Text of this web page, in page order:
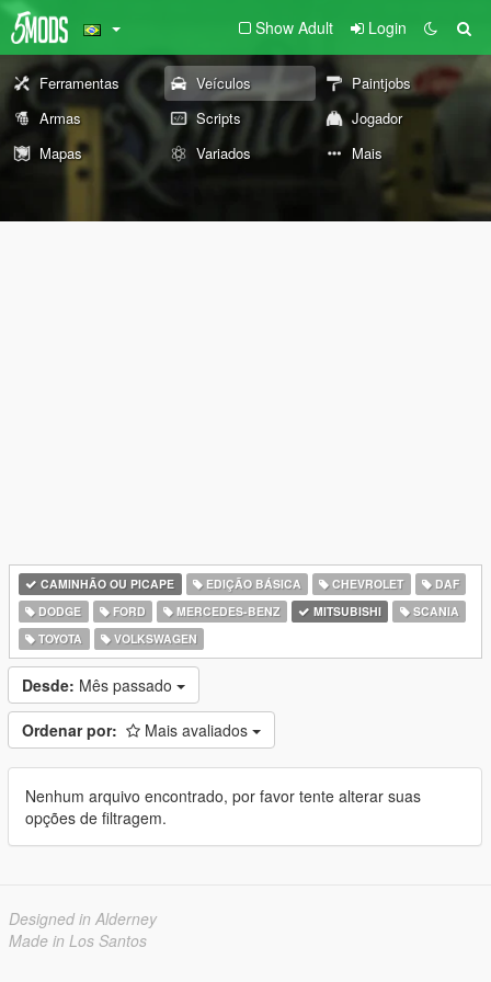
Show Adult Login
Ferramentas Veículos
Paintjobs
Armas
Scripts
Jogador
Mapas
Variados Mais
CAMINHÃO OU PICAPE EDIÇÃO BÁSICA CHEVROLET
DAF
DODGE
FORD MERCEDES-BENZ MITSUBISHI
SCANIA
TOYOTA
VOLKSWAGEN
Desde: Mês passado
Ordenar por: Mais avaliados
Nenhum arquivo encontrado, por favor tente alterar suas
opções de filtragem.
Designed in Alderney
Made in Los Santos